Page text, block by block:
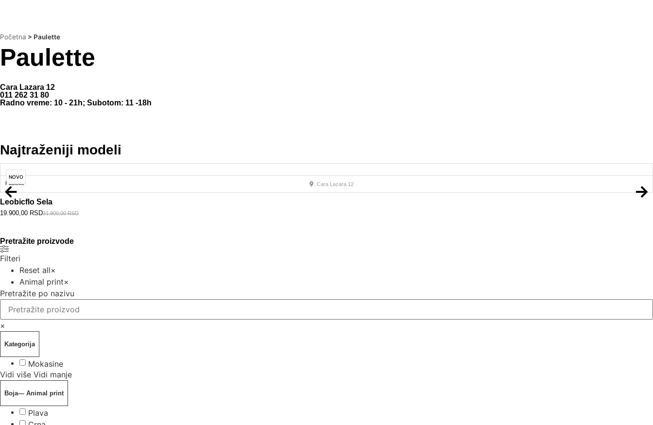
Početna > Paulette
Paulette
Cara Lazara 12
011 262 31 80
Radno vreme: 10 - 21h; Subotom: 11 -18h
Najtraženiji modeli
NOVO
Paulette
Cara Lazara 12
Leobicflo Sela
31.900,00RSD
19.900,00 RSD
Pretražite proizvode
Filteri
Reset all×
Animal print×
Pretražite po nazivu
×
Kategorija
Mokasine
Vidi više Vidi manje
Boja— Animal print
Plava